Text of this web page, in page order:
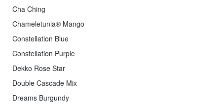
Cha Ching
Chameletunia® Mango
Constellation Blue
Constellation Purple
Dekko Rose Star
Double Cascade Mix
Dreams Burgundy